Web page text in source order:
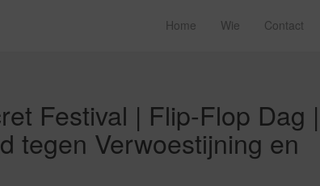
Home Wie Contact
Festival | Flip-Flop Dag |
tegen Verwoestijning en